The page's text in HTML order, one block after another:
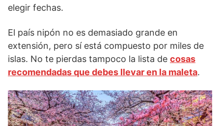
elegir fechas.
El país nipón no es demasiado grande en
extensión, pero sí está compuesto por miles de
islas. No te pierdas tampoco la lista de cosas
recomendadas que debes llevar en la maleta.